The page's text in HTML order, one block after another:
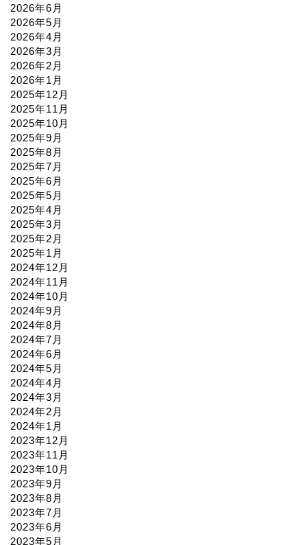
2026年6月
2026年5月
2026年4月
2026年3月
2026年2月
2026年1月
2025年12月
2025年11月
2025年10月
2025年9月
2025年8月
2025年7月
2025年6月
2025年5月
2025年4月
2025年3月
2025年2月
2025年1月
2024年12月
2024年11月
2024年10月
2024年9月
2024年8月
2024年7月
2024年6月
2024年5月
2024年4月
2024年3月
2024年2月
2024年1月
2023年12月
2023年11月
2023年10月
2023年9月
2023年8月
2023年7月
2023年6月
2023年5月